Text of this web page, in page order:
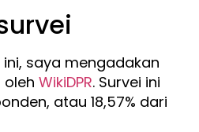
saya mengadakan
oleh WikiDPR. Survei ini
atau 18,57% dari